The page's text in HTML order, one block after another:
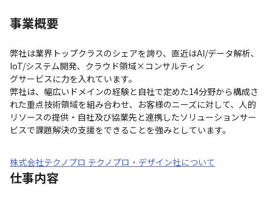
事業概要
弊社は業界トップクラスのシェアを誇り、直近はAI/データ解析、
IoT/システム開発、クラウド領域×コンサルティン
グサービスに力を入れています。
弊社は、幅広いドメインの経験と自社で定めた14分野から構成さ
れた重点技術領域を組み合わせ、お客様のニーズに対して、人的
リソースの提供・自社及び協業先と連携したソリューションサー
ビスで課題解決の支援をできることを強みとしています。
株式会社テクノプロ テクノプロ・デザイン社について
仕事内容